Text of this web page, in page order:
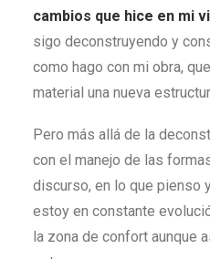
cambios que hice en mi
sigo deconstruyendo y
como hago con mi obra,
material una nueva
Pero más allá de la
con el manejo de las
discurso, en lo que pienso
estoy en constante
la zona de confort aunque